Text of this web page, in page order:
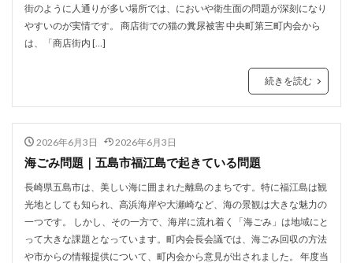
街のように人通りが多い場所では、においや衛生面の問題が深刻になり
やすいのが実情です。 商店街での猫の糞尿被害 中央町第三町内会から
は、「商店街内 […]
続きを読む
2026年6月3日 2026年6月3日
海ごみ問題｜五島市福江島で起きている問題
長崎県五島市は、美しい海に囲まれた離島のまちです。特に福江島は観
光地としても知られ、高浜海岸や大瀬崎など、海の景観は大きな魅力の
一つです。 しかし、その一方で、海岸に流れ着く「海ごみ」は地域にと
って大きな課題となっています。町内会長会議では、海ごみ回収の方法
や市からの情報提供について、町内会から意見が出されました。 年度当